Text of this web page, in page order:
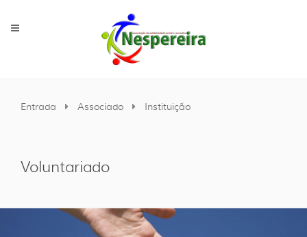
Entrada Associado Instituição
Voluntariado